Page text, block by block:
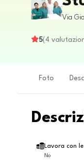
Via
5( 4
Foto
Lavora con
No